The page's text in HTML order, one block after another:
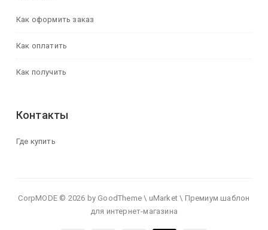
Как оформить заказ
Как оплатить
Как получить
Контакты
Где купить
CorpMODE © 2026 by GoodTheme \ uMarket \ Премиум шаблон
для интернет-магазина